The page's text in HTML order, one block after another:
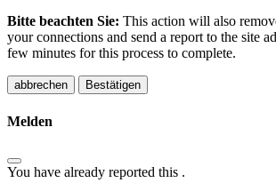
Bitte beachten Sie: This action will also
your connections and send a report to the site
few minutes for this process to complete.
Bestätigen
Melden
You have already reported this .